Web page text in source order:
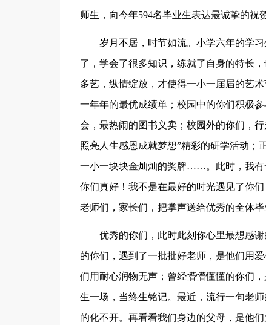
师生，向今年594名毕业生表达最诚挚的
岁月不居，时节如流。小学六年的学
了，学会了很多知识，练就了自身的特长
多艺，纵情绽放，才使得一小一届届的艺
一年年的最优成绩单；校园中的你们积极
会，最热闹的图书义卖；校园外的你们，
照亮人生感恩成就梦想”精彩的研学活动；
一小一块块金灿灿的奖牌……。此时，我有
你们真好！我不是在最好的时光遇见了你
老师们，家长们，把掌声送给优秀的全体毕
优秀的你们，此时此刻你心里最想感
的你们，遇到了一批批好老师，是他们用
们用耐心润物无声；曾经懵懵懂懂的你们
生一场，当终生铭记。最近，流行一句老
的化不开。再看看我们身边的父母，是他